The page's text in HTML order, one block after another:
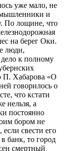
уже мало, не
и
По лощине, что
на берег Оки.
люди,
к полному
П. Хабарова «О
говорилось о
что кстати
нельзя, а
постоянно
бором не
свести его
банк, то город
смертный